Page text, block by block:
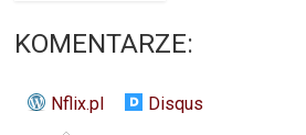
KOMENTARZE:
Nflix.pl Disqus